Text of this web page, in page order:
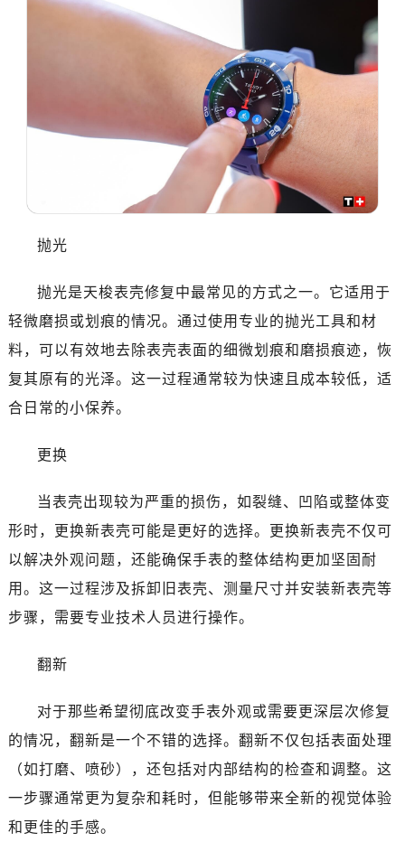
抛光
抛光是天梭表壳修复中最常见的方式之一。它适用于
轻微磨损或划痕的情况。通过使用专业的抛光工具和材
料，可以有效地去除表壳表面的细微划痕和磨损痕迹，恢
复其原有的光泽。这一过程通常较为快速且成本较低，适
合日常的小保养。
更换
当表壳出现较为严重的损伤，如裂缝、凹陷或整体变
形时，更换新表壳可能是更好的选择。更换新表壳不仅可
以解决外观问题，还能确保手表的整体结构更加坚固耐
用。这一过程涉及拆卸旧表壳、测量尺寸并安装新表壳等
步骤，需要专业技术人员进行操作。
翻新
对于那些希望彻底改变手表外观或需要更深层次修复
的情况，翻新是一个不错的选择。翻新不仅包括表面处理
（如打磨、喷砂），还包括对内部结构的检查和调整。这
一步骤通常更为复杂和耗时，但能够带来全新的视觉体验
和更佳的手感。